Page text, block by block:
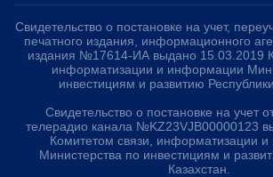
Свидетельство о постановке на учет,
печатного издания, информационного
издания №17614-ИА выдано 15.03.2019
информатизации и информации
инвестициям и развитию
Свидетельство о постановке на учет
телерадио канала №KZ23VJB00000123
Комитетом связи, информатизации
Министерства по инвестициям и
Казахстан.